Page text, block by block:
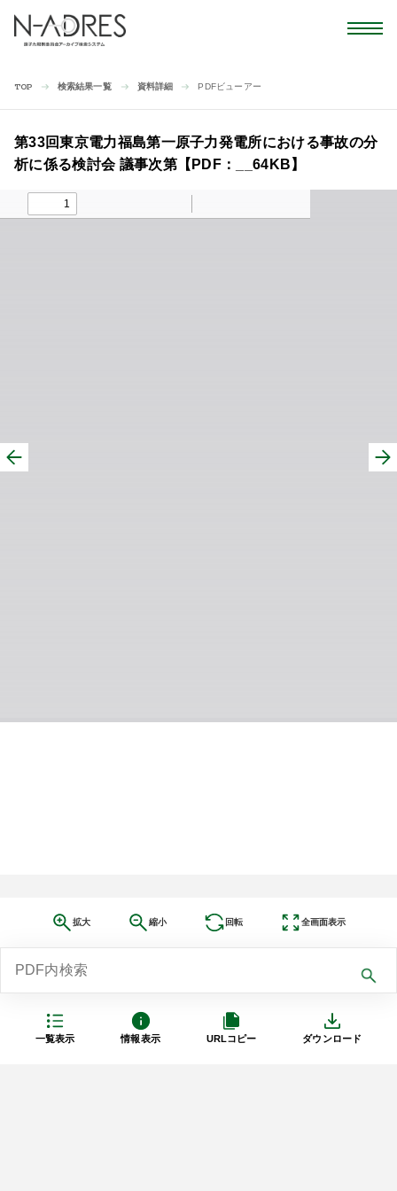
TOP 検索結果一覧 資料詳細 PDFビューアー
一覧表示 情報表示 URLコピー ダウンロード
第33回東京電力福島第一原子力発電所における事故の分
析に係る検討会 議事次第【PDF：__64KB】
拡大 縮小 回転 全画面表示